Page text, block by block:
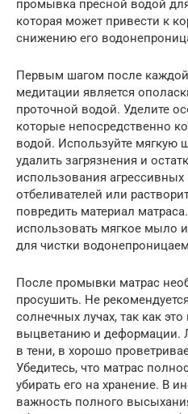
промывка пресной водой
которая может привести к
снижению его
Первым шагом после
медитации является
проточной водой. Уделите
которые непосредственно
водой. Используйте мягкую
удалить загрязнения и
использования
отбеливателей или
повредить материал
использовать мягкое мыло
для чистки
После промывки матрас
просушить. Не
солнечных лучах, так как
выцветанию и деформации.
в тени, в хорошо
Убедитесь, что матрас
убирать его на хранение. В
важность полного